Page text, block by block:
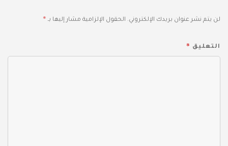
لن يتم نشر عنوان بريدك الإلكتروني. الحقول الإلزامية مشار إليها بـ *
التعليق *